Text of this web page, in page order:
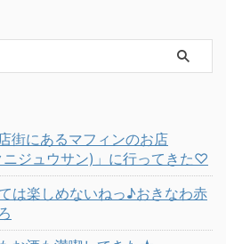
街にあるマフィンのお店
ニジュウサン)」に行ってきた♡
は楽しめないねっ♪おきなわ赤